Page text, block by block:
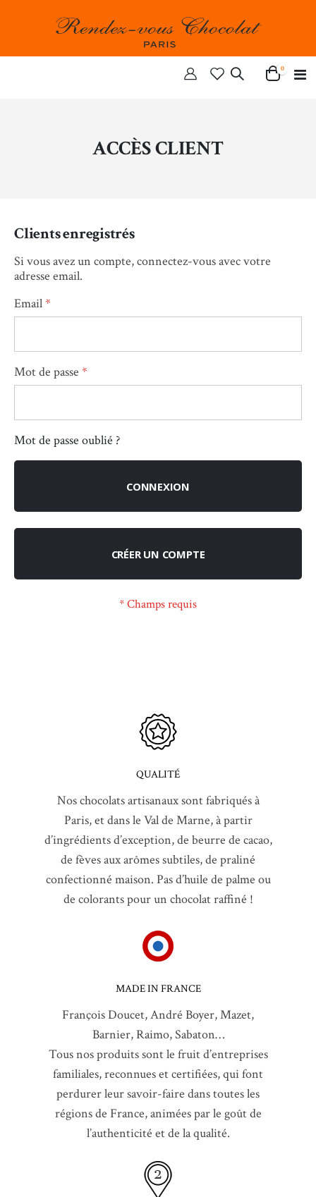
Cart
0articles
ACCÈS CLIENT
Clients enregistrés
Si vous avez un compte, connectez-vous avec votre
adresse email.
Email
Mot de passe
Mot de passe oublié ?
CONNEXION
CRÉER UN COMPTE
QUALITÉ
Nos chocolats artisanaux sont fabriqués à
Paris, et dans le Val de Marne, à partir
d’ingrédients d’exception, de beurre de cacao,
de fèves aux arômes subtiles, de praliné
confectionné maison. Pas d’huile de palme ou
de colorants pour un chocolat raffiné !
MADE IN FRANCE
François Doucet, André Boyer, Mazet,
Barnier, Raimo, Sabaton…
Tous nos produits sont le fruit d’entreprises
familiales, reconnues et certifiées, qui font
perdurer leur savoir-faire dans toutes les
régions de France, animées par le goût de
l’authenticité et de la qualité.